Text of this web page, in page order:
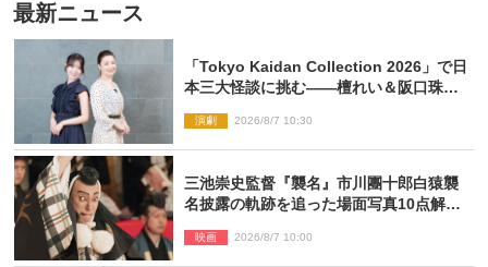
最新ニュース
「Tokyo Kaidan Collection 2026」で日
本三大怪談に挑む――檀れい＆阪口珠美
演劇 2026/8/7 10:30
三池崇史監督『襲名』市川團十郎白猿襲
名披露の軌跡を追った場面写真10点解
映画 2026/8/7 10:00